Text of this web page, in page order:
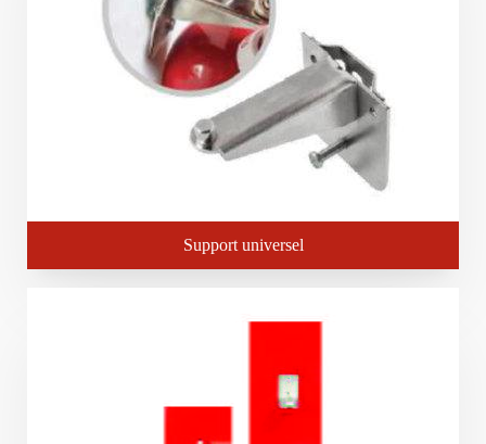
Support universel